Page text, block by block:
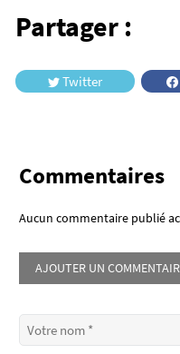
Partager :
Twitter
Commentaires
Aucun commentaire publié
AJOUTER UN